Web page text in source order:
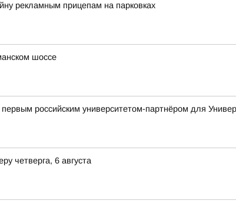
рекламным прицепам на парковках
шоссе
российским университетом-партнёром для
четверга, 6 августа